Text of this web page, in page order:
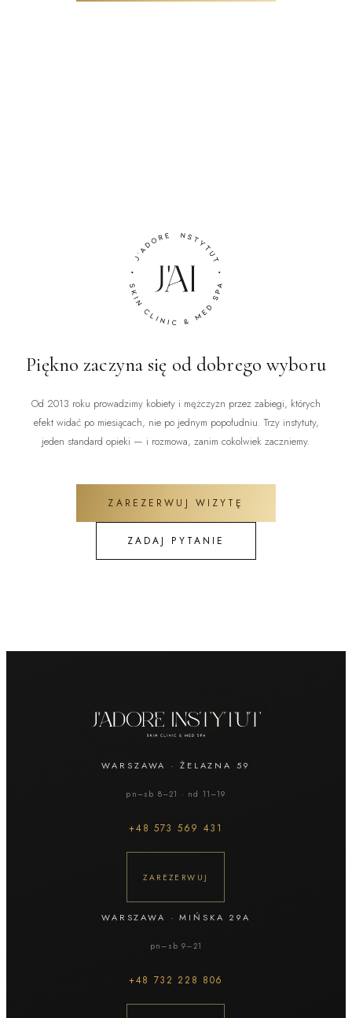
Piękno zaczyna się od dobrego wyboru
Od 2013 roku prowadzimy kobiety i mężczyzn przez zabiegi, których
efekt widać po miesiącach, nie po jednym popołudniu. Trzy instytuty,
jeden standard opieki — i rozmowa, zanim cokolwiek zaczniemy.
ZAREZERWUJ WIZYTĘ
ZADAJ PYTANIE
WARSZAWA · ŻELAZNA 59
pn–sb 8–21 · nd 11–19
+48573 569 431
ZAREZERWUJ
WARSZAWA ·MIŃSKA 29A
pn–sb 9–21
+48 732 228 806